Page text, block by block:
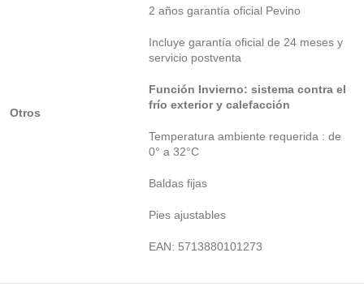
Otros
2 años garantía oficial Pevino
Incluye garantía oficial de 24 meses y
servicio postventa
Función Invierno: sistema contra el
frío exterior y calefacción
Temperatura ambiente requerida : de
0° a 32°C
Baldas fijas
Pies ajustables
EAN: 5713880101273